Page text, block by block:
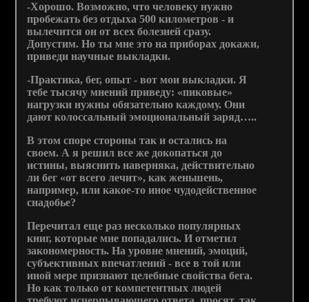
-Хорошо. Возможно, что человеку нужно
пробежать без отдыха 500 километров - и
вылечится он от всех болезней сразу.
Допустим. Но ты мне это на приборах докажи,
приведи научные выкладки.
-Практика, бег, опыт - вот мои выкладки. Я
тебе тысячу мнений приведу: «пиковые»
нагрузки нужны обязательно каждому. Они
дают колоссальный эмоциональный заряд…..
В этом споре стороны так и остались на
своем. А я решил все же докопаться до
истины, выяснить наверняка, действительно
ли бег «от всего лечит», как женьшень,
например, или какое-то иное чудодейственное
снадобье?
Перечитал еще раз несколько популярных
книг, которые мне попадались. И отметил
закономерность. На уровне мнений, эмоций,
субъективных впечатлений - все в той или
иной мере признают целебные свойства бега.
Но как только от компетентных людей